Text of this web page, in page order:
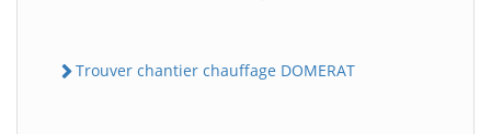
Trouver chantier chauffage DOMERAT